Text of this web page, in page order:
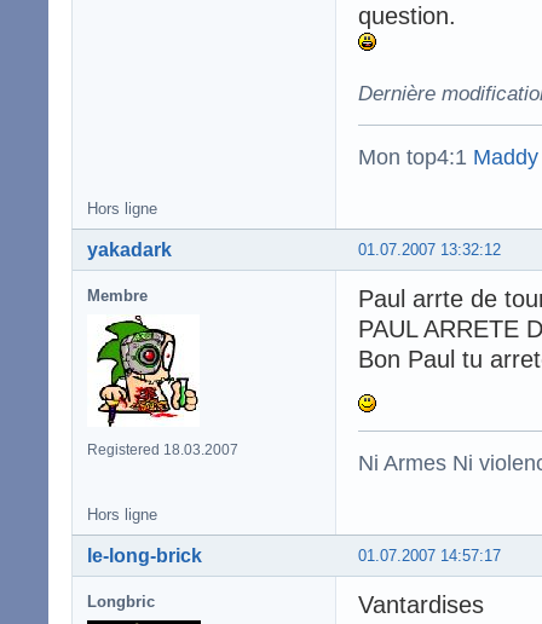
question.
Dernière
Mon top4:1
Hors ligne
01.07.2007 13:32:12
yakadark
Membre
Registered 18.03.2007
Paul arrte de
PAUL ARRETE
Bon Paul tu
Ni Armes Ni
Hors ligne
01.07.2007 14:57:17
le-long-brick
Longbric
Vantardises